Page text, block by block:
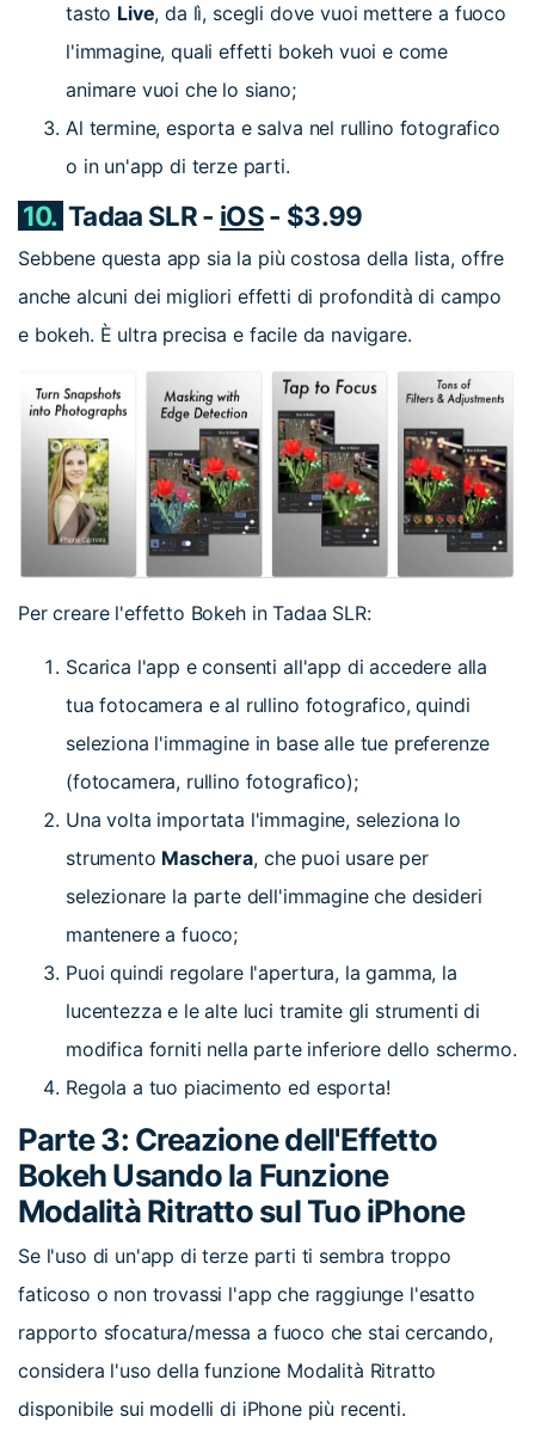
tasto Live, da lì, scegli dove vuoi mettere a fuoco
l'immagine, quali effetti bokeh vuoi e come
animare vuoi che lo siano;
Al termine, esporta e salva nel rullino fotografico
o in un'app di terze parti.
10. Tadaa SLR - iOS- $3.99
Sebbene questa app sia la più costosa della lista, offre
anche alcuni dei migliori effetti di profondità di campo
e bokeh. È ultra precisa e facile da navigare.
Per creare l'effetto Bokeh in Tadaa SLR:
Scarica l'app e consenti all'app di accedere alla
tua fotocamera e al rullino fotografico, quindi
seleziona l'immagine in base alle tue preferenze
(fotocamera, rullino fotografico);
Una volta importata l'immagine, seleziona lo
strumento Maschera, che puoi usare per
selezionare la parte dell'immagine che desideri
mantenere a fuoco;
Puoi quindi regolare l'apertura, la gamma, la
lucentezza e le alte luci tramite gli strumenti di
modifica forniti nella parte inferiore dello schermo.
Regola a tuo piacimento ed esporta!
Parte 3: Creazione dell'Effetto
Bokeh Usando la Funzione
Modalità Ritratto sul Tuo iPhone
Se l'uso di un'app di terze parti ti sembra troppo
faticoso o non trovassi l'app che raggiunge l'esatto
rapporto sfocatura/messa a fuoco che stai cercando,
considera l'uso della funzione Modalità Ritratto
disponibile sui modelli di iPhone più recenti.